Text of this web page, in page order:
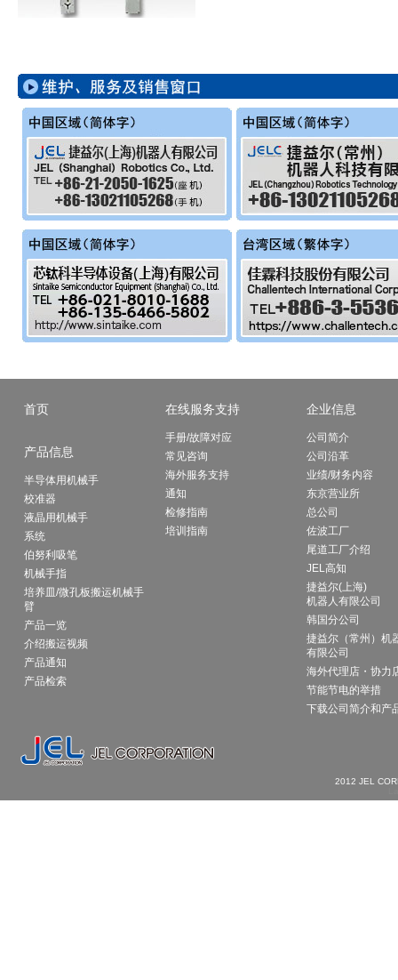
首页
产品信息
半导体用机械手
校准器
液晶用机械手
系统
伯努利吸笔
机械手指
培养皿/微孔板搬运机械手
臂
产品一览
介绍搬运视频
产品通知
产品检索
在线服务支持
手册/故障对应
常见咨询
海外服务支持
通知
检修指南
培训指南
企业信息
公司简介
公司沿革
业绩/财务内容
东京营业所
总公司
佐波工厂
尾道工厂介绍
JEL高知
捷益尔(上海)
机器人有限公司
韩国分公司
捷益尔（常州）机
有限公司
海外代理店・协力
节能节电的举措
下载公司简介和产
2012 JEL